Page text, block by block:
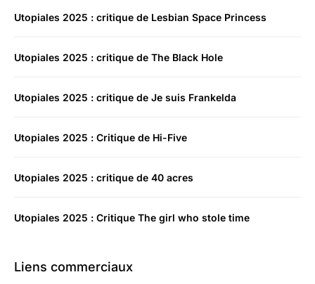
Utopiales 2025 : critique de Lesbian Space Princess
Utopiales 2025 : critique de The Black Hole
Utopiales 2025 : critique de Je suis Frankelda
Utopiales 2025 : Critique de Hi-Five
Utopiales 2025 : critique de 40 acres
Utopiales 2025 : Critique The girl who stole time
Liens commerciaux